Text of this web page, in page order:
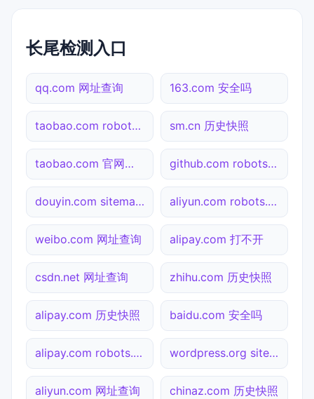
长尾检测入口
qq.com 网址查询 163.com 安全吗
taobao.com robots.txt检测 sm.cn 历史快照
taobao.com 官网入口 github.com robots.txt检测
douyin.com sitemap.xml检测 aliyun.com robots.txt检测
weibo.com 网址查询 alipay.com 打不开
csdn.net 网址查询 zhihu.com 历史快照
alipay.com 历史快照 baidu.com 安全吗
alipay.com robots.txt检测 wordpress.org sitemap.xml检测
aliyun.com 网址查询 chinaz.com 历史快照